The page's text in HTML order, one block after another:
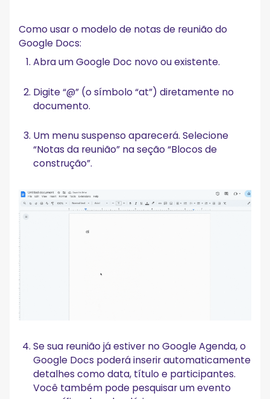
Como usar o modelo de notas de reunião do
Google Docs:
Abra um Google Doc novo ou existente.
Digite “@” (o símbolo “at”) diretamente no
documento.
Um menu suspenso aparecerá. Selecione
“Notas da reunião” na seção “Blocos de
construção”.
Se sua reunião já estiver no Google Agenda, o
Google Docs poderá inserir automaticamente
detalhes como data, título e participantes.
Você também pode pesquisar um evento